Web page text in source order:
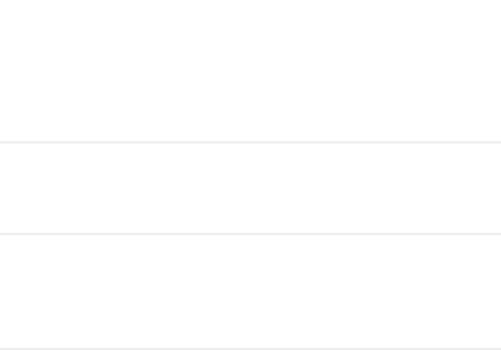
Jon Moxley salvou a identidade da empresa
perto de interromper combate de Brie Bella
sem Brie Bella